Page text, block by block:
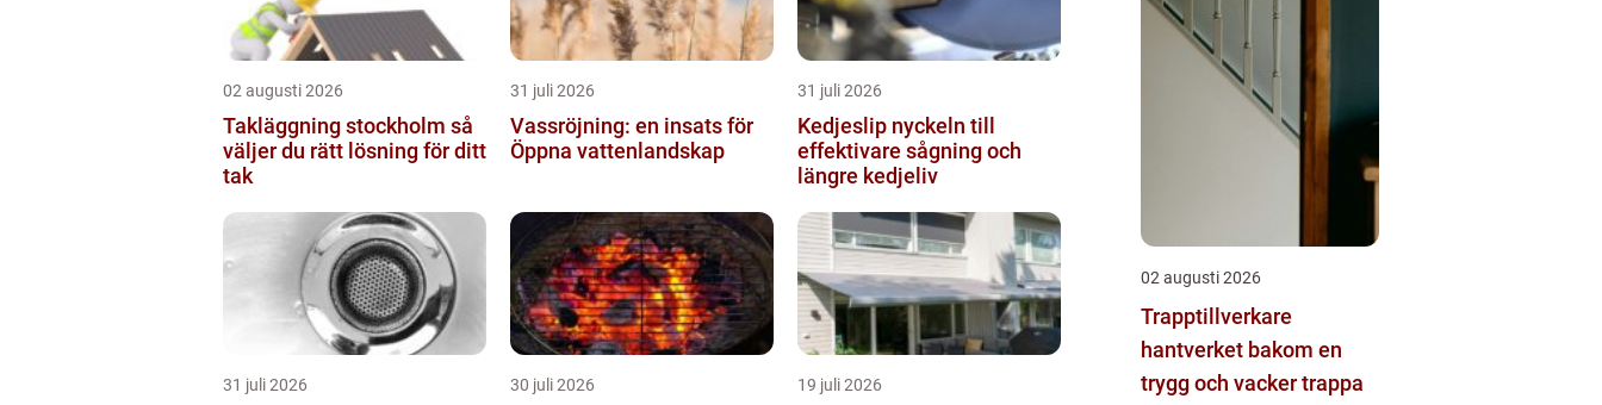
02 augusti 2026
Takläggning stockholm så
väljer du rätt lösning för ditt
tak
31 juli 2026
Vassröjning: en insats för
Öppna vattenlandskap
31 juli 2026
Kedjeslip nyckeln till
effektivare sågning och
längre kedjeliv
31 juli 2026 30 juli 2026 19 juli 2026
02 augusti 2026
Trapptillverkare
hantverket bakom en
trygg och vacker trappa